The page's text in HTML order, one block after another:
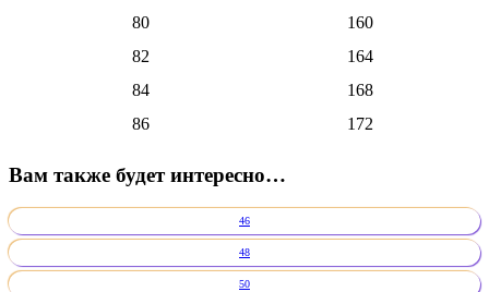
80
160
82
164
84
168
86
172
Вам также будет интересно…
46
48
50